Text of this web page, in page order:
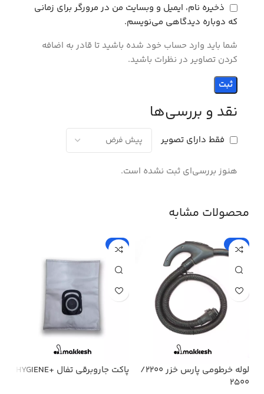
نقد و بررسی‌ها
فقط دارای تصویر
هنوز بررسی‌ای ثبت نشده است.
ذخیره نام، ایمیل و وبسایت من در مرورگر برای زمانی
که دوباره دیدگاهی می‌نویسم.
شما باید وارد حساب خود شده باشید تا قادر به اضافه
کردن تصاویر در نظرات باشید.
محصولات مشابه
-15%
لوله خرطومی پارس خزر 2200/
2500
-5%
پاکت جاروبرقی تفال +HYGIENE